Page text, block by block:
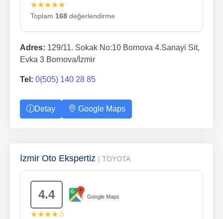
★★★★★
Toplam 168 değerlendirme
Adres: 129/11. Sokak No:10 Bornova 4.Sanayi Sit,
Evka 3 Bornova/İzmir
Tel: 0(505) 140 28 85
Detay Google Maps
İzmir Oto Ekspertiz | TOYOTA
4.4 Google Maps
★★★★✩